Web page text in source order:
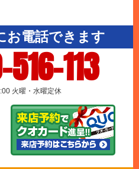
お電話できます
113
火曜・水曜定休